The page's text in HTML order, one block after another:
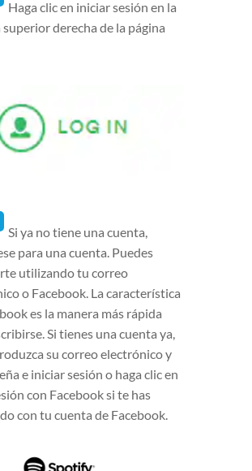
Haga clic en iniciar sesión en la
derecha de la página
Si ya no tiene una cuenta,
para una cuenta. Puedes
utilizando tu correo
o Facebook. La característica
es la manera más rápida
Si tienes una cuenta ya,
su correo electrónico y
e iniciar sesión o haga clic en
con Facebook si te has
con tu cuenta de Facebook.